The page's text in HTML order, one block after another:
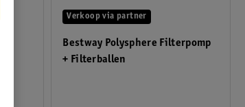
Bestway Polysphere Filterpomp
+ Filterballen
Verkoop via partner